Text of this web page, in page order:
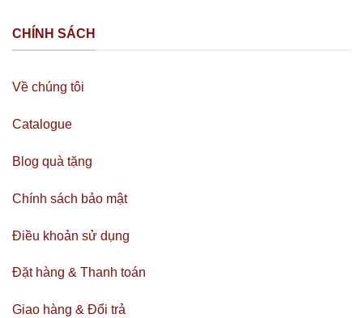
CHÍNH SÁCH
Về chúng tôi
Catalogue
Blog quà tặng
Chính sách bảo mật
Điều khoản sử dụng
Đặt hàng & Thanh toán
Giao hàng & Đổi trả